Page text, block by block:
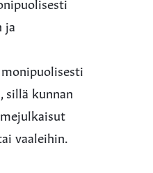
ja
kunnan
vaaleihin.